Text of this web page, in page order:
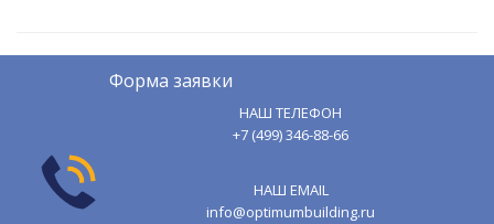
Форма заявки
НАШ ТЕЛЕФОН
+7 (499) 346-88-66
НАШ EMAIL
info@optimumbuilding.ru